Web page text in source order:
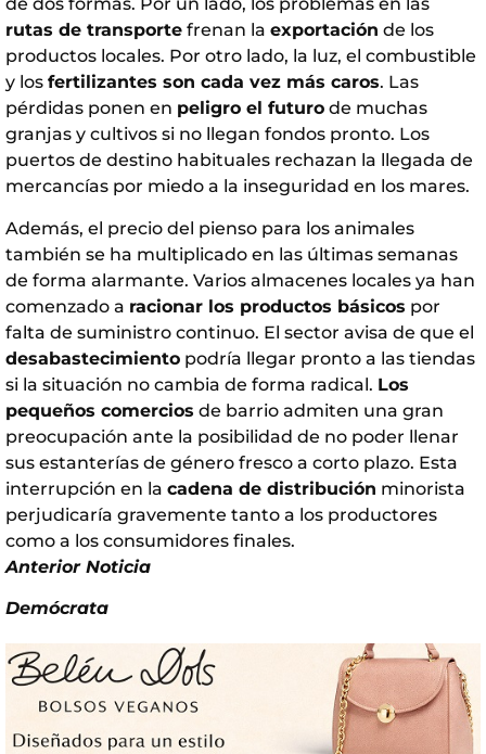
de dos formas. Por un lado, los problemas en las
rutas de transporte frenan la exportación de los
productos locales. Por otro lado, la luz, el combustible
y los fertilizantes son cada vez más caros. Las
pérdidas ponen en peligro el futuro de muchas
granjas y cultivos si no llegan fondos pronto. Los
puertos de destino habituales rechazan la llegada de
mercancías por miedo a la inseguridad en los mares.
Además, el precio del pienso para los animales
también se ha multiplicado en las últimas semanas
de forma alarmante. Varios almacenes locales ya han
comenzado a racionar los productos básicos por
falta de suministro continuo. El sector avisa de que el
desabastecimiento podría llegar pronto a las tiendas
si la situación no cambia de forma radical. Los
pequeños comercios de barrio admiten una gran
preocupación ante la posibilidad de no poder llenar
sus estanterías de género fresco a corto plazo. Esta
interrupción en la cadena de distribución minorista
perjudicaría gravemente tanto a los productores
como a los consumidores finales.
Anterior Noticia
Demócrata